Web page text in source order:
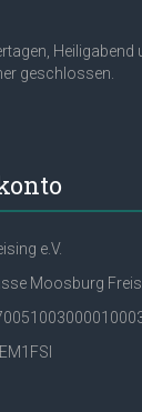
Heiligabend
geschlossen.
e.V.
Moosburg